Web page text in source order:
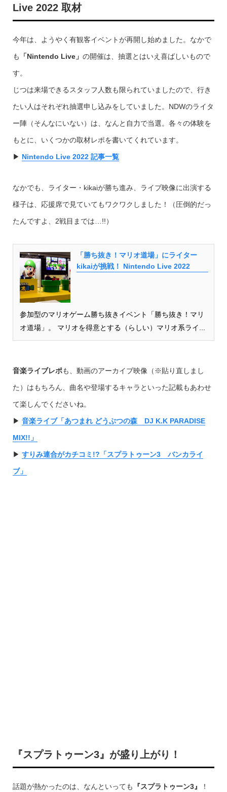
Live 2022 取材
今年は、ようやく有観客イベントが再開し始めました。なかで
も 「Nintendo Live」 の開催は、抽選とはいえ喜ばしいもので
す。
じつは来場できるスタッフ人数も限られていましたので、行き
たい人はそれぞれ抽選申し込みをしていました。NDWのライタ
ー陣（そんなにいない）は、なんと自力で当選。各々の体験を
もとに、いくつかの取材レポを書いてくれています。
▶︎ Nintendo Live 2022 記事一覧
なかでも、ライター・kikaiが勝ち進み、ライブ映像に出演する
様子は、応援席で見ていてもワクワクしました！（圧倒的だっ
たんですよ、2戦目までは…!!）
「勝ち抜き！マリオ道場」にライター
kikaiが挑戦！ Nintendo Live 2022
参加型のマリオゲーム勝ち抜きイベント「勝ち抜き！マリ
オ道場」。 マリオを得意とする（らしい）マリオ系ライ...
音楽ライブレポも、動画のアーカイブ映像（※貼り直しまし
た）はもちろん、曲名や登場するキャラといった記載もあわせ
て楽しんでくださいね。
▶︎ 音楽ライブ「あつまれ どうぶつの森 DJ K.K PARADISE
MIX!!」
▶︎ すりみ連合がカチコミ!?「スプラトゥーン3 バンカライ
ブ」
『スプラトゥーン3』が盛り上がり！
話題が熱かったのは、なんといっても 『スプラトゥーン3』 ！